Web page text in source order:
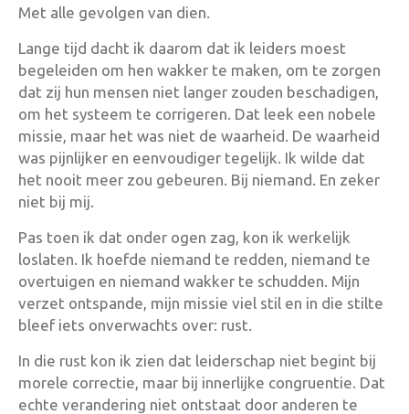
Met alle gevolgen van dien.
Lange tijd dacht ik daarom dat ik leiders moest
begeleiden om hen wakker te maken, om te zorgen
dat zij hun mensen niet langer zouden beschadigen,
om het systeem te corrigeren. Dat leek een nobele
missie, maar het was niet de waarheid. De waarheid
was pijnlijker en eenvoudiger tegelijk. Ik wilde dat
het nooit meer zou gebeuren. Bij niemand. En zeker
niet bij mij.
Pas toen ik dat onder ogen zag, kon ik werkelijk
loslaten. Ik hoefde niemand te redden, niemand te
overtuigen en niemand wakker te schudden. Mijn
verzet ontspande, mijn missie viel stil en in die stilte
bleef iets onverwachts over: rust.
In die rust kon ik zien dat leiderschap niet begint bij
morele correctie, maar bij innerlijke congruentie. Dat
echte verandering niet ontstaat door anderen te